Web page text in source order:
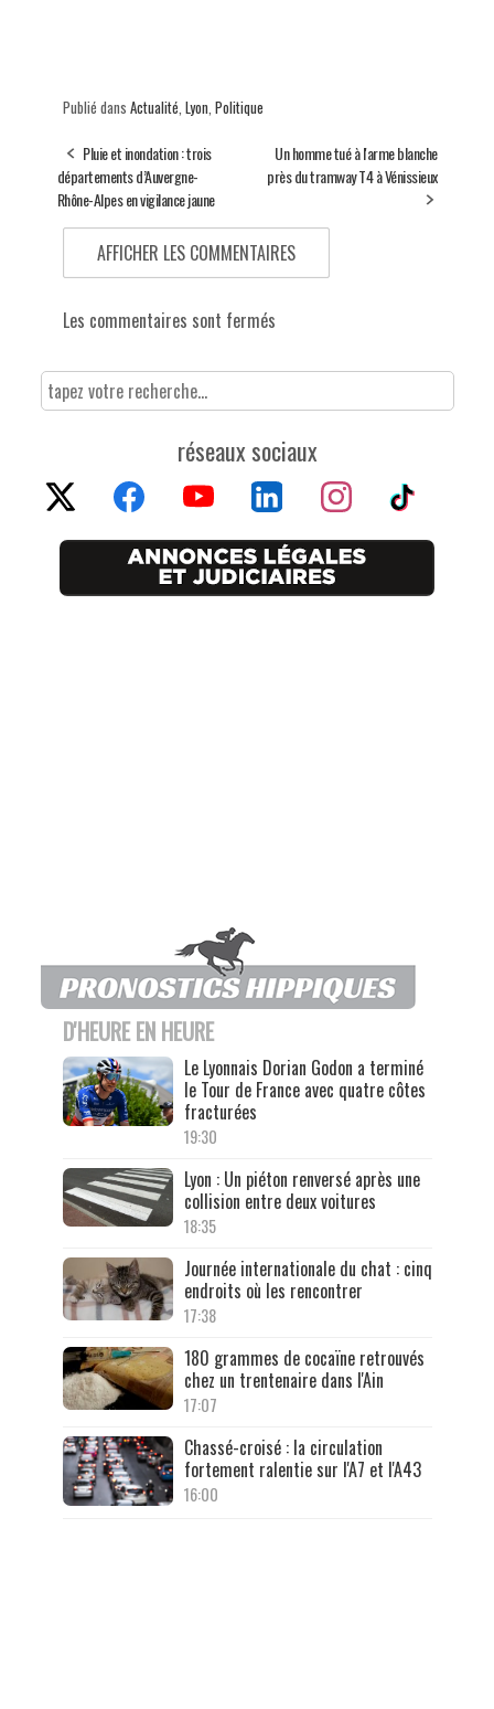
Publié dans Actualité, Lyon, Politique
Pluie et inondation : trois
départements d’Auvergne-
Rhône-Alpes en vigilance jaune
Un homme tué à l'arme blanche
près du tramway T4 à Vénissieux
AFFICHER LES COMMENTAIRES
Les commentaires sont fermés
réseaux sociaux
D'HEURE EN HEURE
Le Lyonnais Dorian Godon a terminé
le Tour de France avec quatre côtes
fracturées
19:30
Lyon : Un piéton renversé après une
collision entre deux voitures
18:35
Journée internationale du chat : cinq
endroits où les rencontrer
17:38
180 grammes de cocaïne retrouvés
chez un trentenaire dans l'Ain
17:07
Chassé-croisé : la circulation
fortement ralentie sur l'A7 et l'A43
16:00